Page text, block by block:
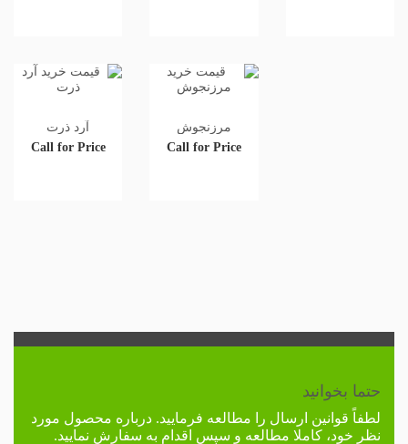
آرد ذرت
Call for Price
مرزنجوش
Call for Price
حتما بخوانید
لطفاً قوانین ارسال را مطالعه فرمایید. درباره محصول مورد
نظر خود، کاملا مطالعه و سپس اقدام به سفارش نمایید.